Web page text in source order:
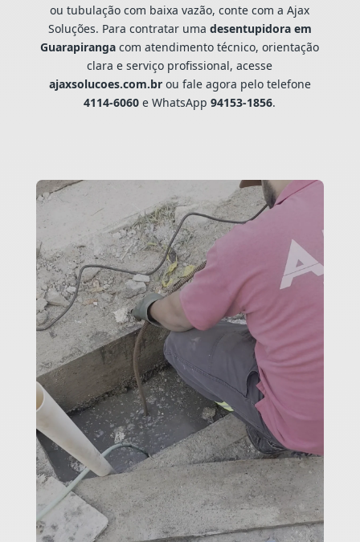
ou tubulação com baixa vazão, conte com a Ajax
Soluções. Para contratar uma desentupidora em
Guarapiranga com atendimento técnico, orientação
clara e serviço profissional, acesse
ajaxsolucoes.com.brou fale agora pelo telefone
4114-6060 e WhatsApp94153-1856.